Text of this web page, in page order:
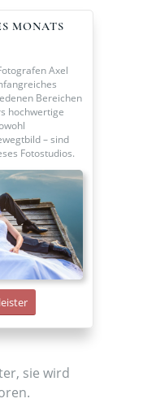
MONATS
Axel
Bereichen
hochwertige
– sind
Fotostudios.
sie wird